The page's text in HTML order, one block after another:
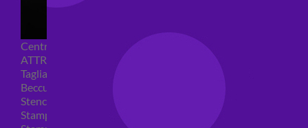
Centrini e Sacchetti Alimentari
ATTREZZI PER DOLCI
Tagliapasta
Beccucci e Sac à poche
Stencil per torte
Stampi ad espulsione